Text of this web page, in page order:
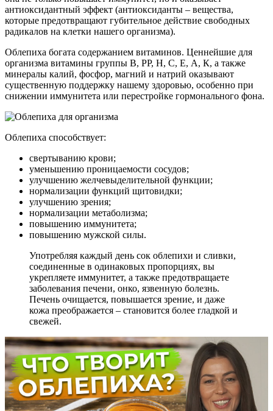
антиоксидантный эффект (антиоксиданты – вещества,
которые предотвращают губительное действие свободных
радикалов на клетки нашего организма).
Облепиха богата содержанием витаминов. Ценнейшие для
организма витамины группы В, PP, H, С, Е, А, К, а также
минералы калий, фосфор, магний и натрий оказывают
существенную поддержку нашему здоровью, особенно при
снижении иммунитета или перестройке гормонального фона.
Облепиха способствует:
свертыванию крови;
уменьшению проницаемости сосудов;
улучшению желчевыделительной функции;
нормализации функций щитовидки;
улучшению зрения;
нормализации метаболизма;
повышению иммунитета;
повышению мужской силы.
Употребляя каждый день сок облепихи и сливки,
соединенные в одинаковых пропорциях, вы
укрепляете иммунитет, а также предотвращаете
заболевания печени, онко, язвенную болезнь.
Печень очищается, повышается зрение, и даже
кожа преображается – становится более гладкой и
свежей.